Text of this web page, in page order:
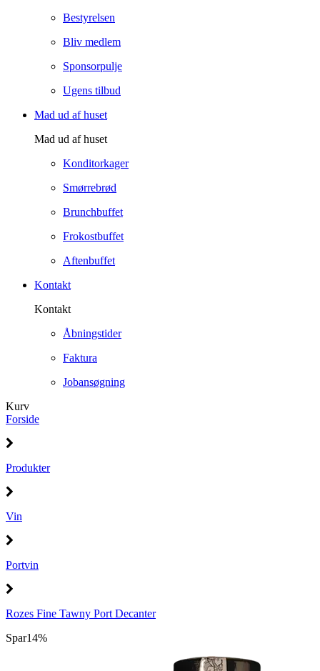
Bestyrelsen
Bliv medlem
Sponsorpulje
Ugens tilbud
Mad ud af huset
Mad ud af huset
Konditorkager
Smørrebrød
Brunchbuffet
Frokostbuffet
Aftenbuffet
Kontakt
Kontakt
Åbningstider
Faktura
Jobansøgning
Kurv
Forside
Produkter
Vin
Portvin
Rozes Fine Tawny Port Decanter
Spar14%